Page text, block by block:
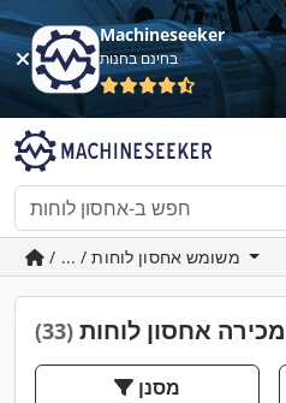
Machineseeker
בחינם בחנות
אחסון לוחות (33)
מסנן